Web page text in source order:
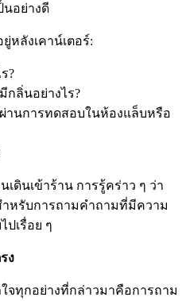
นอย่างดี
หลังเคาน์เตอร์:
?
กลิ่นอย่างไร?
านการทดสอบในห้องแล็บหรือ
ดินเข้าร้าน การรู้คร่าว ๆ ว่า
ำหรับการถามคำถามที่มีความ
เรื่อย ๆ
ง
จทุกอย่างที่กล่าวมาคือการถาม